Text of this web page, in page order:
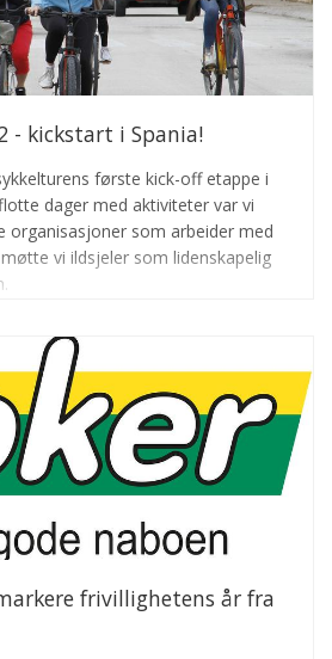
- kickstart i Spania!
første kick-off etappe i
dager med aktiviteter var vi
organisasjoner som arbeider med
vi ildsjeler som lidenskapelig
frivillighetens år fra